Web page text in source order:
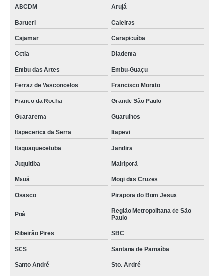
ABCDM Arujá
Barueri Caieiras
Cajamar Carapicuíba
Cotia Diadema
Embu das Artes Embu-Guaçu
Ferraz de Vasconcelos Francisco Morato
Franco da Rocha Grande São Paulo
Guararema Guarulhos
Itapecerica da Serra Itapevi
Itaquaquecetuba Jandira
Juquitiba Mairiporã
Mauá Mogi das Cruzes
Osasco Pirapora do Bom Jesus
Poá
Região Metropolitana de São
Paulo
Ribeirão Pires SBC
SCS Santana de Parnaíba
Santo André Sto. André